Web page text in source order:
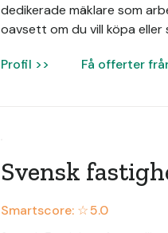
dedikerade mäklare som
oavsett om du vill köpa eller
Profil >> Få offerter
Svensk
Smartscore: ☆5.0